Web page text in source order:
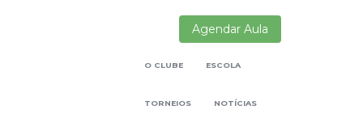
Agendar Aula
O CLUBE ESCOLA
TORNEIOS NOTÍCIAS